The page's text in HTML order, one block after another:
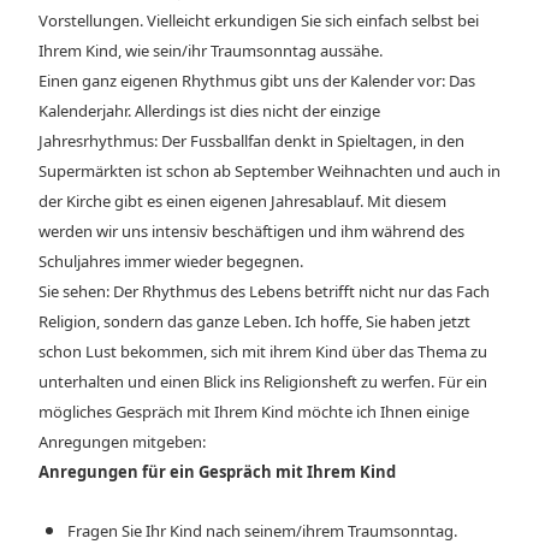
Vorstellungen. Vielleicht erkundigen Sie sich einfach selbst bei
Ihrem Kind, wie sein/ihr Traumsonntag aussähe.
Einen ganz eigenen Rhythmus gibt uns der Kalender vor: Das
Kalenderjahr. Allerdings ist dies nicht der einzige
Jahresrhythmus: Der Fussballfan denkt in Spieltagen, in den
Supermärkten ist schon ab September Weihnachten und auch in
der Kirche gibt es einen eigenen Jahresablauf. Mit diesem
werden wir uns intensiv beschäftigen und ihm während des
Schuljahres immer wieder begegnen.
Sie sehen: Der Rhythmus des Lebens betrifft nicht nur das Fach
Religion, sondern das ganze Leben. Ich hoffe, Sie haben jetzt
schon Lust bekommen, sich mit ihrem Kind über das Thema zu
unterhalten und einen Blick ins Religionsheft zu werfen. Für ein
mögliches Gespräch mit Ihrem Kind möchte ich Ihnen einige
Anregungen mitgeben:
Anregungen für ein Gespräch mit Ihrem Kind
Fragen Sie Ihr Kind nach seinem/ihrem Traumsonntag.